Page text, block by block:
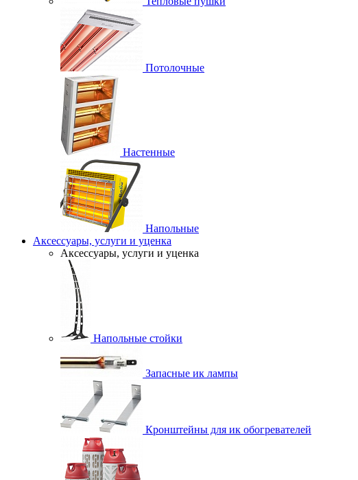
Потолочные
Настенные
Напольные
Аксессуары, услуги и уценка
Аксессуары, услуги и уценка
Напольные стойки
Запасные ик лампы
Кронштейны для ик обогревателей